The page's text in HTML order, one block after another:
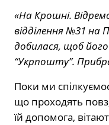
«На Крошні.
відділення №31 на
добилася, щоб
“Укрпошту”.
Поки ми
що проходять
їй допомога,